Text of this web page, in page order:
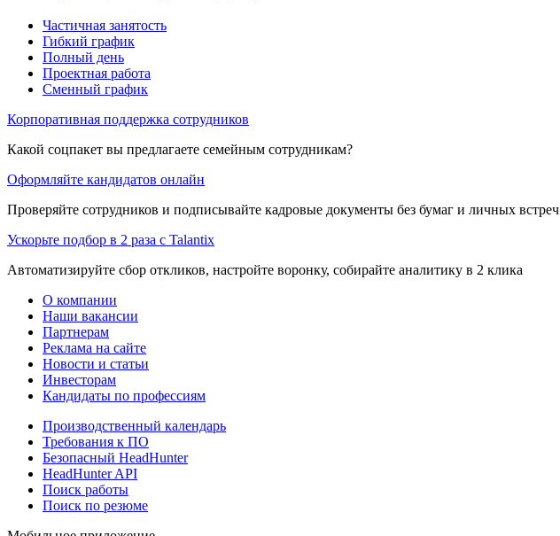
Частичная занятость
Гибкий график
Полный день
Проектная работа
Сменный график
Корпоративная поддержка сотрудников
Какой соцпакет вы предлагаете семейным сотрудникам?
Оформляйте кандидатов онлайн
Проверяйте сотрудников и подписывайте кадровые документы без бумаг и личных встреч
Ускорьте подбор в 2 раза с Talantix
Автоматизируйте сбор откликов, настройте воронку, собирайте аналитику в 2 клика
О компании
Наши вакансии
Партнерам
Реклама на сайте
Новости и статьи
Инвесторам
Кандидаты по профессиям
Производственный календарь
Требования к ПО
Безопасный HeadHunter
HeadHunter API
Поиск работы
Поиск по резюме